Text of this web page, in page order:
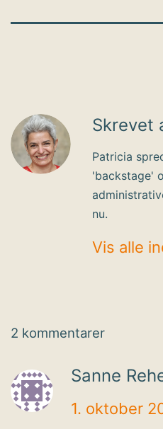
Skrevet
Patricia
'backstage'
nu.
Vis alle
2 kommentarer
Sanne
1. oktober